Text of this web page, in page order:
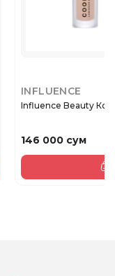
INFLUENCE
Influence Beauty
146 000 сум